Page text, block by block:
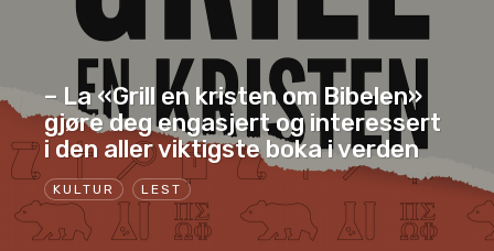
KULTUR LEST
– La «Grill en kristen om Bibelen»
gjøre deg engasjert og interessert
i den aller viktigste boka i verden